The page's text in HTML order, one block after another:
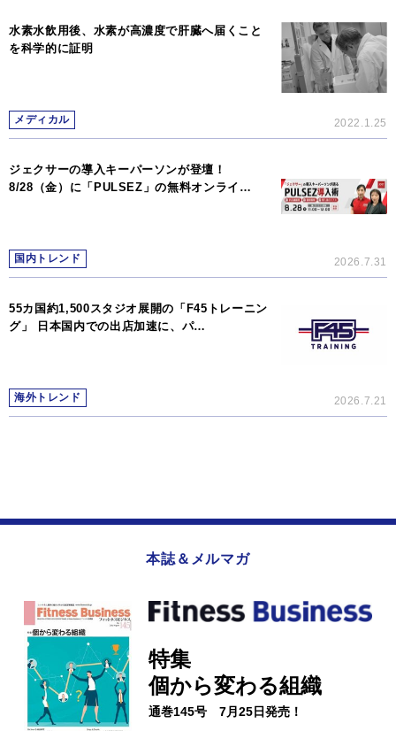
水素水飲用後、水素が高濃度で肝臓へ届くこと
を科学的に証明
メディカル 2022.1.25
ジェクサーの導入キーパーソンが登壇！
8/28（金）に「PULSEZ」の無料オンライ…
国内トレンド 2026.7.31
55カ国約1,500スタジオ展開の「F45トレーニン
グ」 日本国内での出店加速に、パ…
海外トレンド 2026.7.21
本誌＆メルマガ
特集
個から変わる組織
通巻145号 7月25日発売！